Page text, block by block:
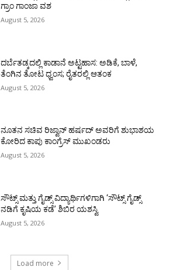
ಗ್ರಾಂ ಗಾಂಜಾ ವಶ
August 5, 2026
ದರ್ಬೆತಡ್ಕದಲ್ಲಿ ಕಾಡಾನೆ ಅಟ್ಟಹಾಸ: ಅಡಿಕೆ, ಬಾಳೆ,
ತೆಂಗಿನ ತೋಟ ಧ್ವಂಸ; ರೈತರಲ್ಲಿ ಆತಂಕ
August 5, 2026
ನೂತನ ಸಚಿವ ರಿಜ್ವಾನ್ ಹರ್ಷದ್ ಅವರಿಗೆ ಶುಭಾಶಯ
ಕೋರಿದ ಕಾಪು ಕಾಂಗ್ರೆಸ್ ಮುಖಂಡರು
August 5, 2026
ಸೌಟ್ಸ್ ಮತ್ತು ಗೈಡ್ಸ್ ವಿದ್ಯಾರ್ಥಿಗಳಿಗಾಗಿ ‘ಸೌಟ್ಸ್ ಗೈಡ್ಸ್
ನಡಿಗೆ ಕೃಷಿಯ ಕಡೆ’ ಶಿಬಿರ ಯಶಸ್ವಿ
August 5, 2026
Load more